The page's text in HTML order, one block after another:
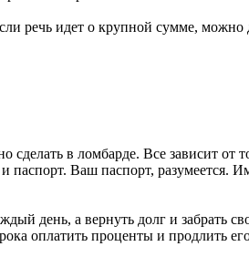
речь идет о крупной сумме, можно
в ломбарде. Все зависит от
паспорт. Ваш паспорт, разумеется.
день, а вернуть долг и забрать
оплатить проценты и продлить